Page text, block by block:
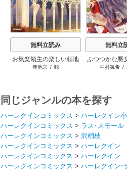
無料立読み
お気楽領主の楽しい領地
防衛
赤池宗/ 転
無料立
ふつつかな悪
いま
中村颯希/
同じジャンルの本を探す
ハーレクインコミックス > ハーレクイン
ハーレクインコミックス > ラス･スモール
ハーレクインコミックス > 沢梢枝
ハーレクインコミックス > ハーレクイン
ハーレクインコミックス > ハーレクイン
ハーレクインコミックス > ハーレクイン･